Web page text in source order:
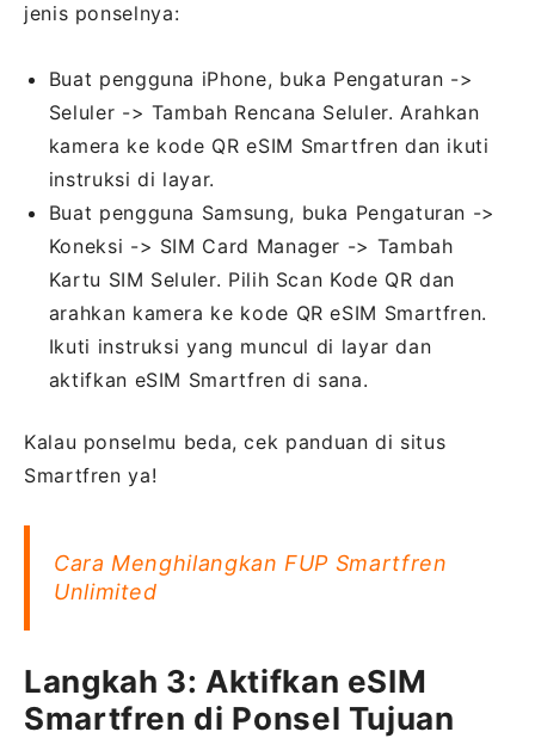
jenis ponselnya:
Buat pengguna iPhone, buka Pengaturan ->
Seluler -> Tambah Rencana Seluler. Arahkan
kamera ke kode QR eSIM Smartfren dan ikuti
instruksi di layar.
Buat pengguna Samsung, buka Pengaturan ->
Koneksi -> SIM Card Manager -> Tambah
Kartu SIM Seluler. Pilih Scan Kode QR dan
arahkan kamera ke kode QR eSIM Smartfren.
Ikuti instruksi yang muncul di layar dan
aktifkan eSIM Smartfren di sana.
Kalau ponselmu beda, cek panduan di situs
Smartfren ya!
Cara Menghilangkan FUP Smartfren
Unlimited
Langkah 3: Aktifkan eSIM
Smartfren di Ponsel Tujuan